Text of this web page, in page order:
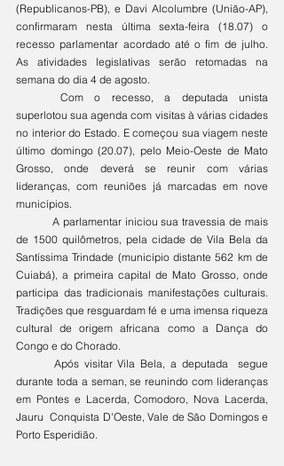
(Republicanos-PB), e Davi Alcolumbre (União-AP),
confirmaram nesta última sexta-feira (18.07) o
recesso parlamentar acordado até o fim de julho.
As atividades legislativas serão retomadas na
semana do dia 4 de agosto.
superlotou sua agenda com visitas à várias cidades
no interior do Estado. E começou sua viagem neste
último domingo (20.07), pelo Meio-Oeste de Mato
Grosso, onde deverá se reunir com várias
lideranças, com reuniões já marcadas em nove
municípios.
de 1500 quilômetros, pela cidade de Vila Bela da
Santíssima Trindade (município distante 562 km de
Cuiabá), a primeira capital de Mato Grosso, onde
participa das tradicionais manifestações culturais.
Tradições que resguardam fé e uma imensa riqueza
cultural de origem africana como a Dança do
Congo e do Chorado.
durante toda a seman, se reunindo com lideranças
em Pontes e Lacerda, Comodoro, Nova Lacerda,
Jauru  Conquista D'Oeste, Vale de São Domingos e
Porto Esperidião.